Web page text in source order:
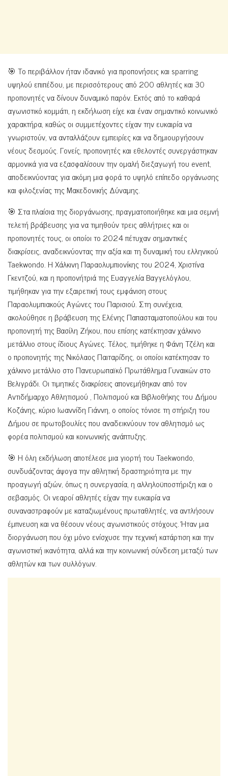
🎯 Το περιβάλλον ήταν ιδανικό για προπονήσεις και sparring
υψηλού επιπέδου, με περισσότερους από 200 αθλητές και 30
προπονητές να δίνουν δυναμικό παρόν. Εκτός από το καθαρά
αγωνιστικό κομμάτι, η εκδήλωση είχε και έναν σημαντικό κοινωνικό
χαρακτήρα, καθώς οι συμμετέχοντες είχαν την ευκαιρία να
γνωριστούν, να ανταλλάξουν εμπειρίες και να δημιουργήσουν
νέους δεσμούς. Γονείς, προπονητές και εθελοντές συνεργάστηκαν
αρμονικά για να εξασφαλίσουν την ομαλή διεξαγωγή του event,
αποδεικνύοντας για ακόμη μια φορά το υψηλό επίπεδο οργάνωσης
και φιλοξενίας της Μακεδονικής Δύναμης.
🎯 Στα πλαίσια της διοργάνωσης, πραγματοποιήθηκε και μια σεμνή
τελετή βράβευσης για να τιμηθούν τρεις αθλήτριες και οι
προπονητές τους, οι οποίοι το 2024 πέτυχαν σημαντικές
διακρίσεις, αναδεικνύοντας την αξία και τη δυναμική του ελληνικού
Taekwondo. Η Χάλκινη Παραολυμπιονίκης του 2024, Χριστίνα
Γκεντζού, και η προπονήτριά της Ευαγγελία Βαγγελόγλου,
τιμήθηκαν για την εξαιρετική τους εμφάνιση στους
Παραολυμπιακούς Αγώνες του Παρισιού. Στη συνέχεια,
ακολούθησε η βράβευση της Ελένης Παπασταματοπούλου και του
προπονητή της Βασίλη Ζήκου, που επίσης κατέκτησαν χάλκινο
μετάλλιο στους ίδιους Αγώνες. Τέλος, τιμήθηκε η Φάνη Τζέλη και
ο προπονητής της Νικόλαος Παιταρίδης, οι οποίοι κατέκτησαν το
χάλκινο μετάλλιο στο Πανευρωπαϊκό Πρωτάθλημα Γυναικών στο
Βελιγράδι. Οι τιμητικές διακρίσεις απονεμήθηκαν από τον
Αντιδήμαρχο Αθλητισμού , Πολιτισμού και Βιβλιοθήκης του Δήμου
Κοζάνης, κύριο Ιωαννίδη Γιάννη, ο οποίος τόνισε τη στήριξη του
Δήμου σε πρωτοβουλίες που αναδεικνύουν τον αθλητισμό ως
φορέα πολιτισμού και κοινωνικής ανάπτυξης.
🎯 Η όλη εκδήλωση αποτέλεσε μια γιορτή του Taekwondo,
συνδυάζοντας άψογα την αθλητική δραστηριότητα με την
προαγωγή αξιών, όπως η συνεργασία, η αλληλοϋποστήριξη και ο
σεβασμός. Οι νεαροί αθλητές είχαν την ευκαιρία να
συναναστραφούν με καταξιωμένους πρωταθλητές, να αντλήσουν
έμπνευση και να θέσουν νέους αγωνιστικούς στόχους. Ήταν μια
διοργάνωση που όχι μόνο ενίσχυσε την τεχνική κατάρτιση και την
αγωνιστική ικανότητα, αλλά και την κοινωνική σύνδεση μεταξύ των
αθλητών και των συλλόγων.